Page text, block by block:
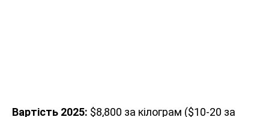
Вартість 2025: $8,800 за кілограм ($10-20 за